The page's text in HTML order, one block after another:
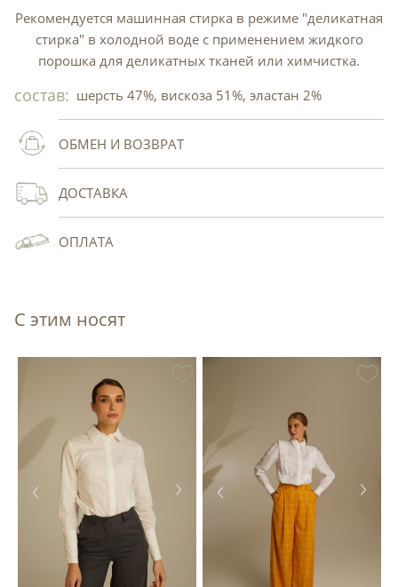
Рекомендуется машинная стирка в режиме "деликатная
стирка" в холодной воде с применением жидкого
порошка для деликатных тканей или химчистка.
состав: шерсть 47%, вискоза 51%, эластан 2%
ОБМЕН И ВОЗВРАТ
ДОСТАВКА
ОПЛАТА
С этим носят